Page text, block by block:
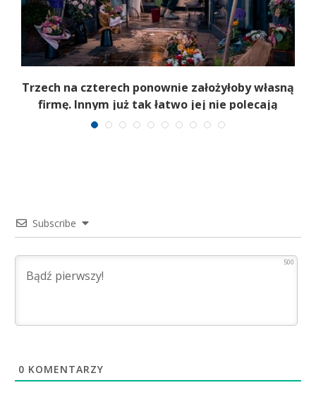
Trzech na czterech ponownie założyłoby własną
firmę. Innym już tak łatwo jej nie polecają
Subscribe
500
0 KOMENTARZY